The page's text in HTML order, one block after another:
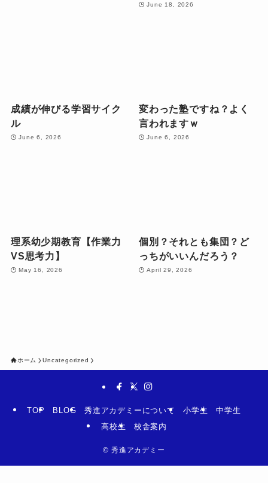
June 18, 2026
成績が伸びる学習サイク
ル
June 6, 2026
変わった塾ですね？よく
言われますｗ
June 6, 2026
理系幼少期教育【作業力
VS思考力】
May 16, 2026
個別？それとも集団？ど
っちがいいんだろう？
April 29, 2026
ホーム Uncategorized
TOP BLOG 秀進アカデミーについて 小学生
中学生
高校生
校舎案内
© 秀進アカデミー